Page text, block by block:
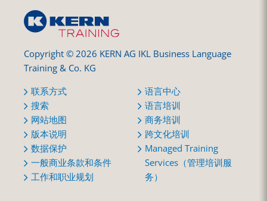
Copyright © 2026 KERN AG IKL Business Language
Training & Co. KG
联系方式
搜索
网站地图
版本说明
数据保护
一般商业条款和条件
工作和职业规划
语言中心
语言培训
商务培训
跨文化培训
Managed Training
Services（管理培训服
务）